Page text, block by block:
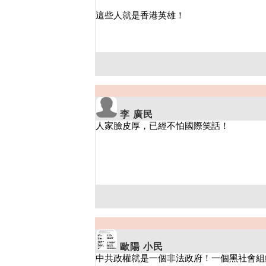
李 廣民
歐陽 小民